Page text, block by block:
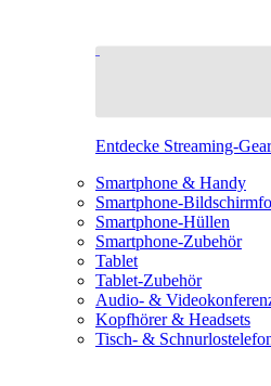
Entdecke Streaming-
Smartphone & Handy
Smartphone-
Smartphone-Hüllen
Smartphone-Zubehör
Tablet
Tablet-Zubehör
Audio- &
Kopfhörer & Headsets
Tisch- &